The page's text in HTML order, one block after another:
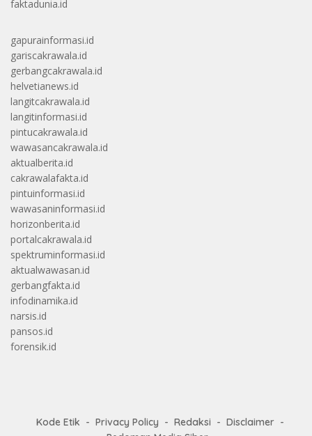
faktadunia.id
gapurainformasi.id
gariscakrawala.id
gerbangcakrawala.id
helvetianews.id
langitcakrawala.id
langitinformasi.id
pintucakrawala.id
wawasancakrawala.id
aktualberita.id
cakrawalafakta.id
pintuinformasi.id
wawasaninformasi.id
horizonberita.id
portalcakrawala.id
spektruminformasi.id
aktualwawasan.id
gerbangfakta.id
infodinamika.id
narsis.id
pansos.id
forensik.id
Kode Etik Privacy Policy Redaksi
Disclaimer